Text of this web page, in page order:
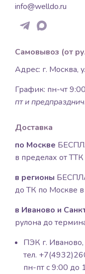
info@welldo.ru
Самовывоз (от
Адрес: г. Москва,
График: пн-чт
пт и
Доставка
по Москве
в пределах от
в регионы
до ТК по Москве
в Иваново и
рулона до
ПЭК г.
тел.
пн-пт с 9:00 до